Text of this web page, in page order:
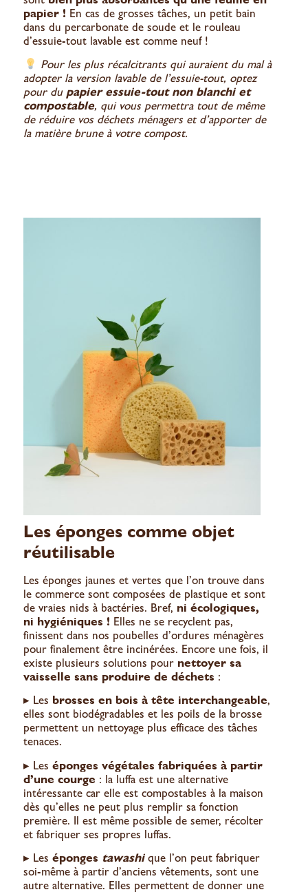
papier ! En cas de grosses tâches, un petit bain
dans du percarbonate de soude et le rouleau
d’essuie-tout lavable est comme neuf !
Pour les plus récalcitrants qui auraient du mal à
adopter la version lavable de l’essuie-tout, optez
pour du papier essuie-tout non blanchi et
compostable, qui vous permettra tout de même
de réduire vos déchets ménagers et d’apporter de
la matière brune à votre compost.
Les éponges comme objet
réutilisable
Les éponges jaunes et vertes que l’on trouve dans
le commerce sont composées de plastique et sont
de vraies nids à bactéries. Bref, ni écologiques,
ni hygiéniques ! Elles ne se recyclent pas,
finissent dans nos poubelles d’ordures ménagères
pour finalementêtre incinérées. Encore une fois, il
existe plusieurs solutions pour nettoyer sa
vaisselle sans produire de déchets :
▸ Les brosses en bois à tête interchangeable,
elles sont biodégradables et les poils de la brosse
permettent un nettoyage plus efficace des tâches
tenaces.
▸ Leséponges végétales fabriquées à partir
d’une courge : la luffa est une alternative
intéressante car elle est compostables à la maison
dès qu’elles ne peut plus remplir sa fonction
première. Il est même possible de semer, récolter
et fabriquer ses propres luffas.
▸ Leséponges tawashique l’on peut fabriquer
soi-même à partir d’anciens vêtements, sont une
autre alternative. Elles permettent de donner une